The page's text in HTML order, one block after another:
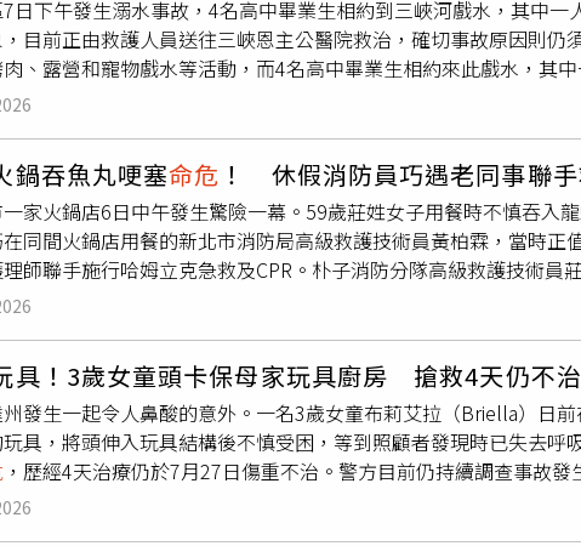
日下午發生溺水事故，4名高中畢業生相約到三峽河戲水，其中一
目前正由救護人員送往三峽恩主公醫院救治，確切事故原因則仍
、露營和寵物戲水等活動，而4名高中畢業生相約來此戲水，其
獲報後前往救援，沿岸邊搜尋最終找到溺水男子，但他當下已無
鍋吞魚丸哽塞命危 ！ 休假消防員巧遇老同事聯
家火鍋店6日中午發生驚險一幕。59歲莊姓女子用餐時不慎吞入
同間火鍋店用餐的新北市消防局高級救護技術員黃柏霖，當時正
師聯手施行哈姆立克急救及CPR。朴子消防分隊高級救護技術員
。救護人員隨即接手急救，施打強心針後，將莊女送往嘉義長庚
同為特搜隊員，沒想到多年後竟在嘉義意外重逢，還聯手投入救
免邊吃邊說話或嬉戲；若遇異物哽塞情況，應立即撥打119求助，
具！3歲女童頭卡保母家玩具廚房 搶救4天仍不治
發生一起令人鼻酸的意外。一名3歲女童布莉艾拉（Briella）日
具，將頭伸入玩具結構後不慎受困，等到照顧者發現時已失去呼
，歷經4天治療仍於7月27日傷重不治。警方目前仍持續調查事故
疑似為撿拾掉入玩具廚房內的玩具，將頭伸入後受困，警方目前
綜合《Fox News》及《WPBF》報導，這起事件發生於7月23日